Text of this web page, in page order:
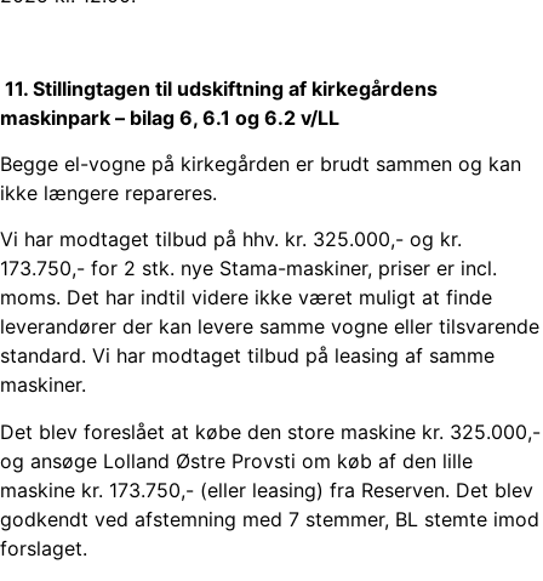
11. Stillingtagen til udskiftning af kirkegårdens
maskinpark – bilag 6, 6.1 og 6.2 v/LL
Begge el-vogne på kirkegården er brudt sammen og kan
ikke længere repareres.
Vi har modtaget tilbud på hhv. kr. 325.000,- og kr.
173.750,- for 2 stk. nye Stama-maskiner, priser er incl.
moms. Det har indtil videre ikke været muligt at finde
leverandører der kan levere samme vogne eller tilsvarende
standard. Vi har modtaget tilbud på leasing af samme
maskiner.
Det blev foreslået at købe den store maskine kr. 325.000,-
og ansøge Lolland Østre Provsti om køb af den lille
maskine kr. 173.750,- (eller leasing) fra Reserven. Det blev
godkendt ved afstemning med 7 stemmer, BL stemte imod
forslaget.